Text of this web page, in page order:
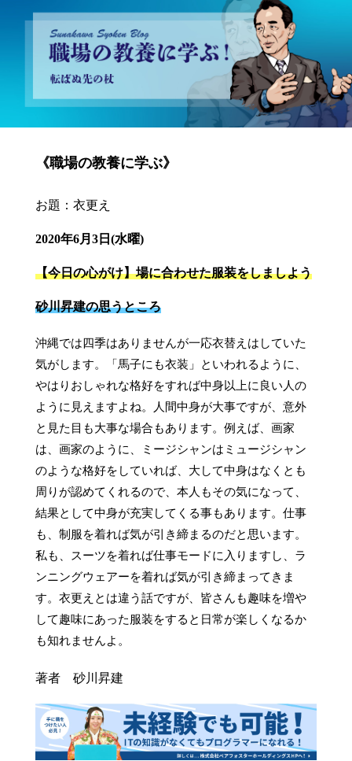
砂川昇建会長ブログ 職場の教養に学ぶ！～転ばぬ先の杖～
《職場の教養に学ぶ》
お題：衣更え
2020年6月3日(水曜)
【今日の心がけ】場に合わせた服装をしましよう
砂川昇建の思うところ
沖縄では四季はありませんが一応衣替えはしていた
気がします。「馬子にも衣装」といわれるように、
やはりおしゃれな格好をすれば中身以上に良い人の
ように見えますよね。人間中身が大事ですが、意外
と見た目も大事な場合もあります。例えば、画家
は、画家のように、ミージシャンはミュージシャン
のような格好をしていれば、大して中身はなくとも
周りが認めてくれるので、本人もその気になって、
結果として中身が充実してくる事もあります。仕事
も、制服を着れば気が引き締まるのだと思います。
私も、スーツを着れば仕事モードに入りますし、ラ
ンニングウェアーを着れば気が引き締まってきま
す。衣更えとは違う話ですが、皆さんも趣味を増や
して趣味にあった服装をすると日常が楽しくなるか
も知れませんよ。
著者 砂川昇建